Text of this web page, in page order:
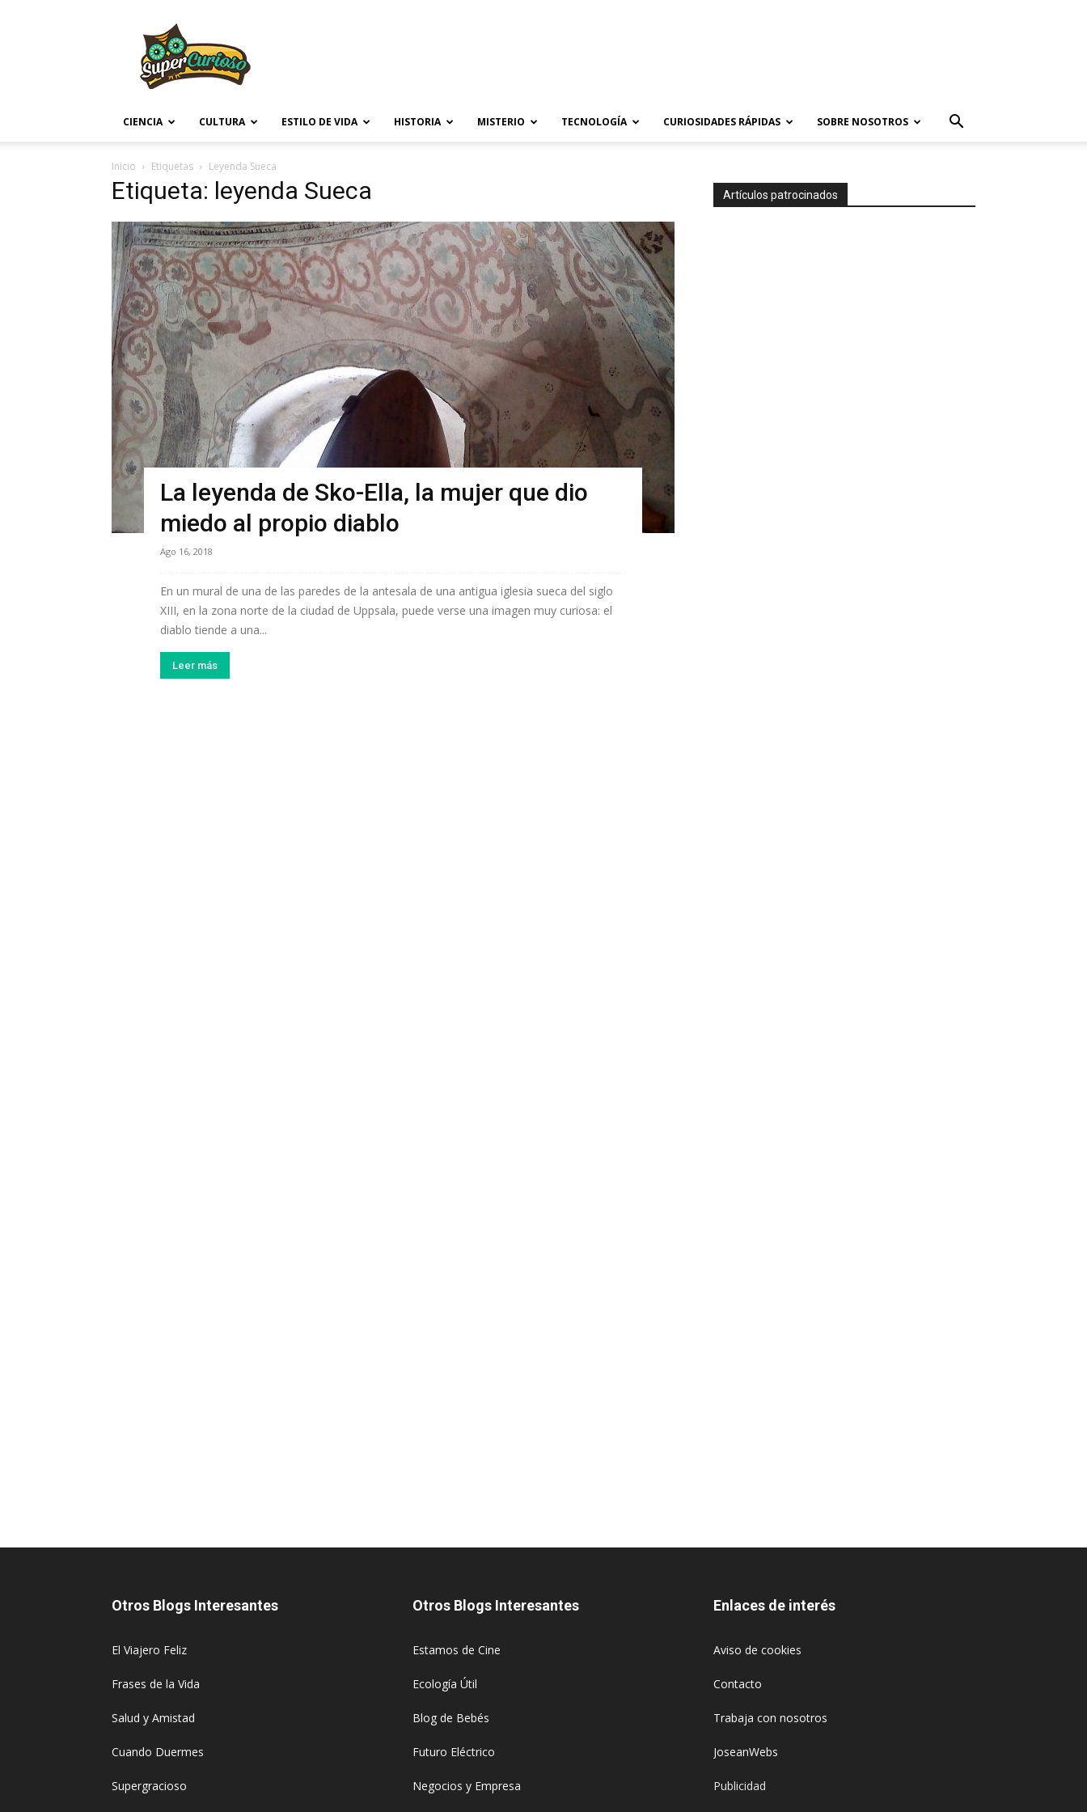
CIENCIA CULTURA ESTILO DE VIDA HISTORIA MISTERIO TECNOLOGÍA CURIOSIDADES RÁPIDAS SOBRE NOSOTROS
Inicio Etiquetas Leyenda Sueca
Etiqueta: leyenda Sueca
La leyenda de Sko-Ella, la mujer que dio
miedo al propio diablo
Ago 16, 2018
En un mural de una de las paredes de la antesala de una antigua iglesia sueca del siglo
XIII, en la zona norte de la ciudad de Uppsala, puede verse una imagen muy curiosa: el
diablo tiende a una...
Leer más
Artículos patrocinados
Otros Blogs Interesantes
El Viajero Feliz
Frases de la Vida
Salud y Amistad
Cuando Duermes
Supergracioso
Otros Blogs Interesantes
Estamos de Cine
Ecología Útil
Blog de Bebés
Futuro Eléctrico
Negocios y Empresa
Enlaces de interés
Aviso de cookies
Contacto
Trabaja con nosotros
JoseanWebs
Publicidad